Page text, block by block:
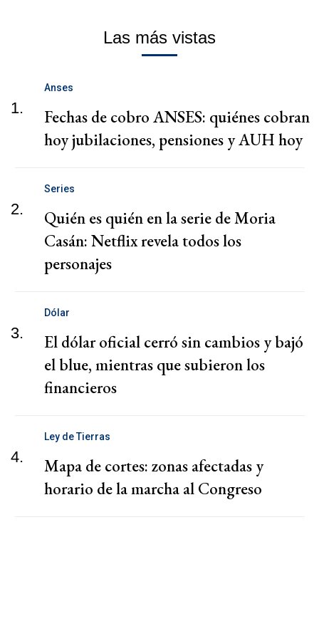
Las más vistas
1.
Anses
Fechas de cobro ANSES: quiénes cobran
hoy jubilaciones, pensiones y AUH hoy
2.
Series
Quién es quién en la serie de Moria
Casán: Netflix revela todos los
personajes
3.
Dólar
El dólar oficial cerró sin cambios y bajó
el blue, mientras que subieron los
financieros
4.
Ley de Tierras
Mapa de cortes: zonas afectadas y
horario de la marcha al Congreso